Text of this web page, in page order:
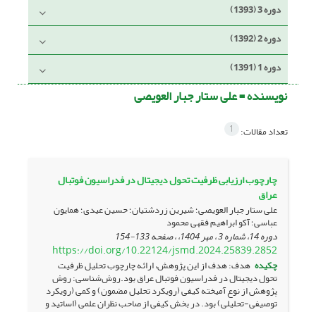
دوره 3 (1393)
دوره 2 (1392)
دوره 1 (1391)
نویسنده =علی ستار جبار العویصی
تعداد مقالات: 1
چارچوب ارزیابی ظرفیت تحول دیجیتال در فدراسیون فوتبال
عراق
علی ستار جبار العویصی؛ شیرین زردشتیان؛ حسین عیدی؛ همایون
عباسی؛ آکو ابراهیم فقهی محمود
دوره 14، شماره 3 ، مهر 1404، ، صفحه 133-154
https://doi.org/10.22124/jsmd.2024.25839.2852
چکیده هدف: هدف از این پژوهش، ارائه چارچوب تحلیل ظرفیت
تحول دیجیتال در فدراسیون فوتبال عراق بود.روش‌شناسی: روش
پژوهش از نوع آمیخته کیفی (رویکرد تحلیل مضمون) و کمی (رویکرد
توصیفی-تحلیلی) بود. در بخش کیفی از صاحب نظران علمی (اساتید و